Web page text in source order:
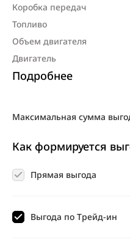
Коробка передач
Топливо
Объем двигателя
Двигатель
Подробнее
Максимальная сумма
Как формируется
Прямая выгода
Выгода по Трейд-ин